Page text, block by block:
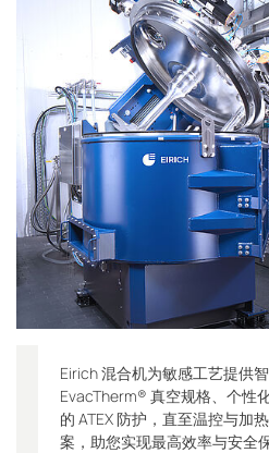
Eirich 混合机为敏感工艺提供
EvacTherm® 真空规格、个性
的 ATEX 防护，直至温控与加
案，助您实现最高效率与安全保